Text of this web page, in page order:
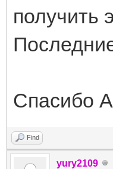
получить
Спасибо
Find
yury2109